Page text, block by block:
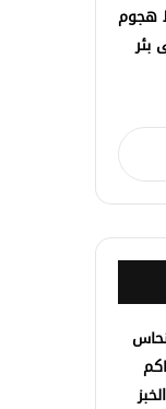
هجوم
بئر